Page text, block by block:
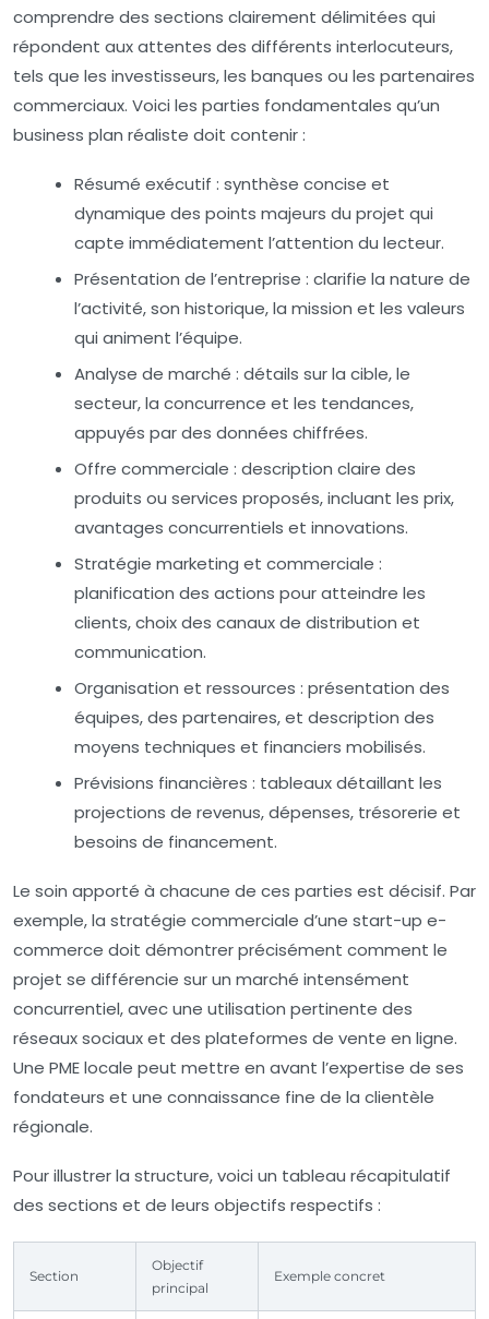
comprendre des sections clairement délimitées qui
répondent aux attentes des différents interlocuteurs,
tels que les investisseurs, les banques ou les partenaires
commerciaux. Voici les parties fondamentales qu’un
business plan réaliste doit contenir :
Résumé exécutif : synthèse concise et
dynamique des points majeurs du projet qui
capte immédiatement l’attention du lecteur.
Présentation de l’entreprise : clarifie la nature de
l’activité, son historique, la mission et les valeurs
qui animent l’équipe.
Analyse de marché : détails sur la cible, le
secteur, la concurrence et les tendances,
appuyés par des données chiffrées.
Offre commerciale : description claire des
produits ou services proposés, incluant les prix,
avantages concurrentiels et innovations.
Stratégie marketing et commerciale :
planification des actions pour atteindre les
clients, choix des canaux de distribution et
communication.
Organisation et ressources : présentation des
équipes, des partenaires, et description des
moyens techniques et financiers mobilisés.
Prévisions financières : tableaux détaillant les
projections de revenus, dépenses, trésorerie et
besoins de financement.
Le soin apporté à chacune de ces parties est décisif. Par
exemple, la stratégie commerciale d’une start-up e-
commerce doit démontrer précisément comment le
projet se différencie sur un marché intensément
concurrentiel, avec une utilisation pertinente des
réseaux sociaux et des plateformes de vente en ligne.
Une PME locale peut mettre en avant l’expertise de ses
fondateurs et une connaissance fine de la clientèle
régionale.
Pour illustrer la structure, voici un tableau récapitulatif
des sections et de leurs objectifs respectifs :
Section
Objectif
principal
Exemple concret